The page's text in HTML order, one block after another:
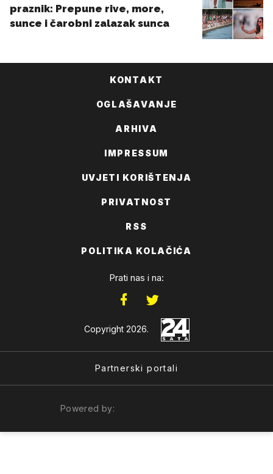
KONTAKT
OGLAŠAVANJE
ARHIVA
IMPRESSUM
UVJETI KORIŠTENJA
PRIVATNOST
RSS
POLITIKA KOLAČIĆA
Prati nas i na:
Copyright 2026.
Partnerski portali
Powered by: